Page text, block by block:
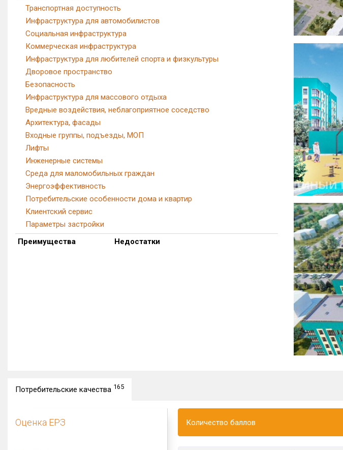
Транспортная доступность
Инфраструктура для автомобилистов
Социальная инфраструктура
Коммерческая инфраструктура
Инфраструктура для любителей спорта и физкультуры
Дворовое пространство
Безопасность
Инфраструктура для массового отдыха
Вредные воздействия, неблагоприятное соседство
Архитектура, фасады
Входные группы, подъезды, МОП
Лифты
Инженерные системы
Среда для маломобильных граждан
Энергоэффективность
Потребительские особенности дома и квартир
Клиентский сервис
Параметры застройки
Преимущества
Недостатки
Потребительские качества 165
Оценка ЕРЗ Количество баллов